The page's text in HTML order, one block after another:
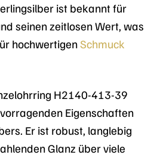
ist bekannt für
seinen zeitlosen Wert, was
hochwertigenSchmuck
H2140-413-39
Eigenschaften
Er ist robust, langlebig
Glanz über viele